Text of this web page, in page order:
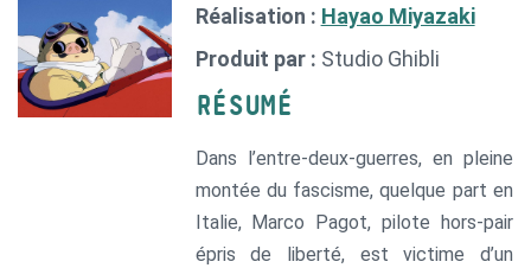
Réalisation : Hayao Miyazaki
Produit par : Studio Ghibli
RÉSUMÉ
Dans l’entre-deux-guerres, en pleine
montée du fascisme, quelque part en
Italie, Marco Pagot, pilote hors-pair
épris de liberté, est victime d’un